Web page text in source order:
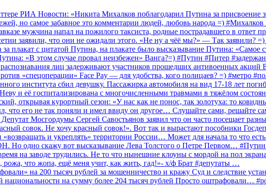
РИА Новости: «Никита Михалков поблагодарил Путина за присвоение
но самое забавное это комментарии людей, любовь народа =)
мужчина напал на пожилого таксиста, родные пострадавшего в ответ
заявили, что они не ожидали этого. «Не ну а чёё мы?» — Так заявили?
за плакат с цитатой Путина, на плакате было высказывание Путина:
«В этом случае провал неизбежен» Ванга?=) #Путин #Питер
лиц задерживают участников прошедших антивоенных акций
«спецоперации» Face Pay — для удобства, кого полицаев? =) #метро
института сбил девушку. Пассажирка автомобиля на вид 17-18 лет
и её госпитализирована с многочисленными травмами в тяжёлом
открывая курортный сезон: «У нас как не понос, так золотуха: то
что его не так поняли и имел ввиду он другое… Слушайте сами, решайте
Мосгордумы Сергей Савостьянов заявил что он часто посещает
совок. Не хочу красный совок!». Вот так и вырастают пособники
и укреплять» территории России… Может для начала то что
Но одно скажу вот высказывание Лева Толстого о Петре Первом…
на заводе трудились. Не то что нынешние клоуны с мордой на пол
рожа, что жопа, ещё меня учит, как жить, гад!»- х/ф Брат #депутаты …
на 200 тысяч рублей за мошенничество и кражу Суд и следствие
национальности на сумму более 204 тысяч рублей Просто оштрафовали…